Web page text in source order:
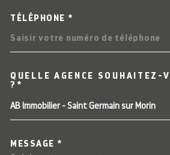
TÉLÉPHONE *
QUELLE AGENCE SOUHAITEZ-
?*
AB Immobilier - Saint Germain sur Morin
MESSAGE *